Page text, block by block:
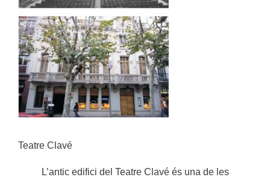
Teatre Clavé
L’antic edifici del Teatre Clavé és una de les